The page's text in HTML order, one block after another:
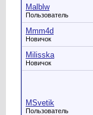
Malblw
Пользователь
Mmm4d
Новичок
Milisska
Новичок
MSvetik
Пользователь